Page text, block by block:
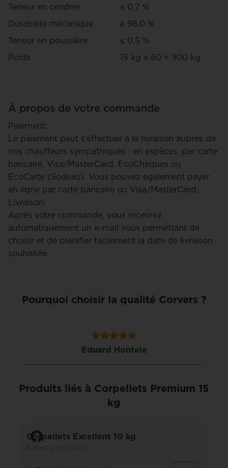
Teneur en cendres
≤ 0,7 %
Durabilité mécanique
≥ 98,0 %
Teneur en poussière
≤ 0,5 %
Poids
15 kg x 60 = 900 kg
À propos de votre commande
Paiement:
Le paiement peut s’effectuer à la livraison auprès de
nos chauffeurs sympathiques : en espèces, par carte
bancaire, Visa/MasterCard, EcoChèques ou
EcoCarte (Sodexo). Vous pouvez également payer
en ligne par carte bancaire ou Visa/MasterCard.
Livraison:
Après votre commande, vous recevrez
automatiquement un e-mail vous permettant de
choisir et de planifier facilement la date de livraison
souhaitée.
Pourquoi choisir la qualité Corvers ?
Eduard Hontele
Produits liés à Corpellets Premium 15
kg
Corpellets Excellent 10 kg